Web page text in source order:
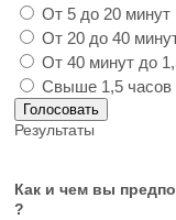
От 5 до 20 минут
От 20 до 40
От 40 минут до
Свыше 1,5 часов
Результаты
Как и чем вы
?